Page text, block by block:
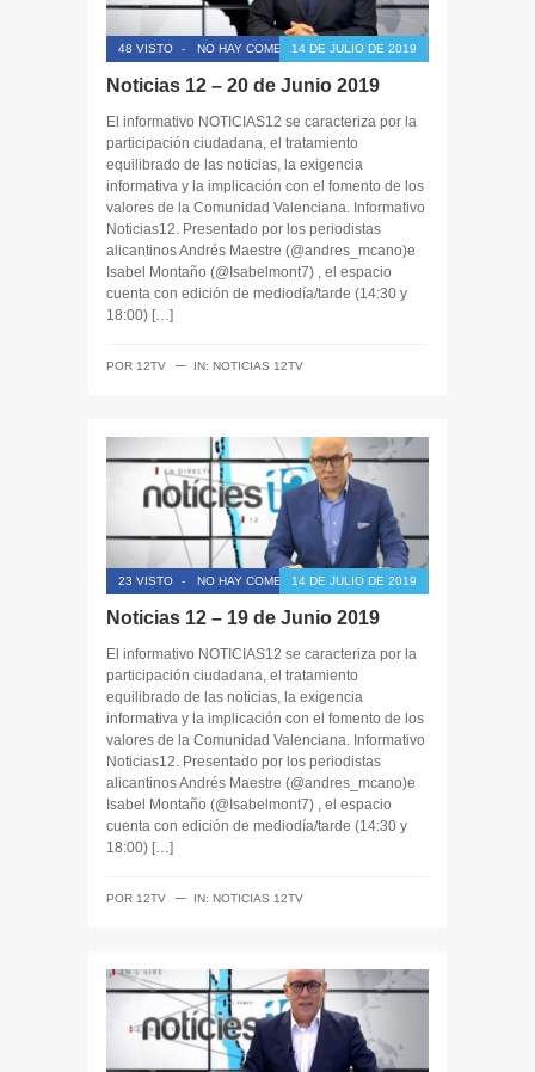
48 VISTO - NO HAY COMENTARIOS14 DE JULIO DE 2019
Noticias 12 – 20 de Junio 2019
El informativo NOTICIAS12 se caracteriza por la
participación ciudadana, el tratamiento
equilibrado de las noticias, la exigencia
informativa y la implicación con el fomento de los
valores de la Comunidad Valenciana. Informativo
Noticias12. Presentado por los periodistas
alicantinos Andrés Maestre (@andres_mcano)e
Isabel Montaño (@Isabelmont7) , el espacio
cuenta con edición de mediodía/tarde (14:30 y
18:00) […]
POR 12TV ─ IN: NOTICIAS 12TV
23 VISTO - NO HAY COMENTARIOS14 DE JULIO DE 2019
Noticias 12 – 19 de Junio 2019
El informativo NOTICIAS12 se caracteriza por la
participación ciudadana, el tratamiento
equilibrado de las noticias, la exigencia
informativa y la implicación con el fomento de los
valores de la Comunidad Valenciana. Informativo
Noticias12. Presentado por los periodistas
alicantinos Andrés Maestre (@andres_mcano)e
Isabel Montaño (@Isabelmont7) , el espacio
cuenta con edición de mediodía/tarde (14:30 y
18:00) […]
POR 12TV ─ IN: NOTICIAS 12TV